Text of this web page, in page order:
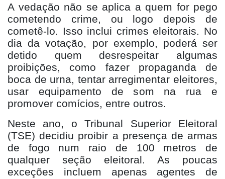
A vedação não se aplica a quem for pego
cometendo crime, ou logo depois de
cometê-lo. Isso inclui crimes eleitorais. No
dia da votação, por exemplo, poderá ser
detido quem desrespeitar algumas
proibições, como fazer propaganda de
boca de urna, tentar arregimentar eleitores,
usar equipamento de som na rua e
promover comícios, entre outros.
Neste ano, o Tribunal Superior Eleitoral
(TSE) decidiu proibir a presença de armas
de fogo num raio de 100 metros de
qualquer seção eleitoral. As poucas
exceções incluem apenas agentes de